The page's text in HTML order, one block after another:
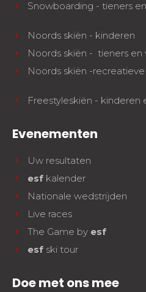
Snowboarding - tieners
Noords skiën - kinderen
Noords skiën - tieners en
Noords skiën -recreatieve
Freestyleskiën - kinderen
Evenementen
Uw resultaten
esf kalender
Nationale wedstrijden
Live races
The Game by esf
esf ski tour
Doe met ons mee